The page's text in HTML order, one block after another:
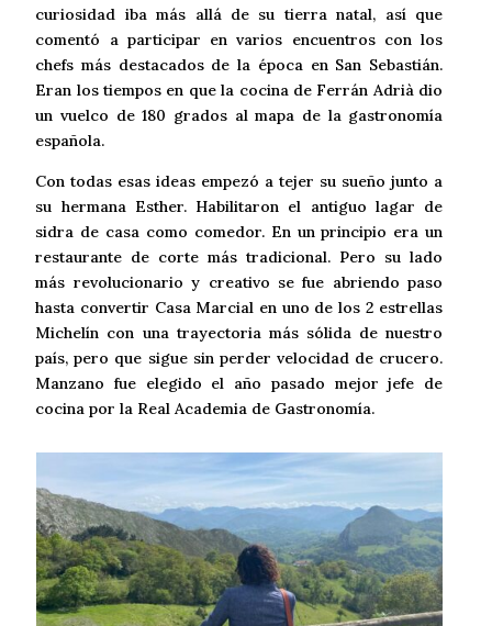
curiosidad iba más allá de su tierra natal, así que
comentó a participar en varios encuentros con los
chefs más destacados de la época en San Sebastián.
Eran los tiempos en que la cocina de Ferrán Adrià dio
un vuelco de 180 grados al mapa de la gastronomía
española.
Con todas esas ideas empezó a tejer su sueño junto a
su hermana Esther. Habilitaron el antiguo lagar de
sidra de casa como comedor. En un principio era un
restaurante de corte más tradicional. Pero su lado
más revolucionario y creativo se fue abriendo paso
hasta convertir Casa Marcial en uno de los 2 estrellas
Michelín con una trayectoria más sólida de nuestro
país, pero que sigue sin perder velocidad de crucero.
Manzano fue elegido el año pasado mejor jefe de
cocina por la Real Academia de Gastronomía.